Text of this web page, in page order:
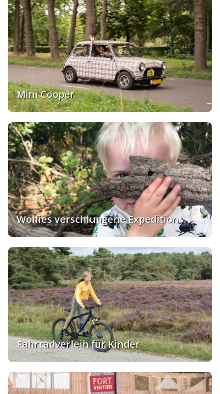
Mini Cooper
Wolfies verschlungene Expedition
Fahrradverleih für Kinder